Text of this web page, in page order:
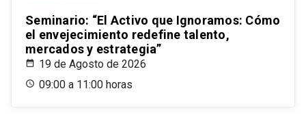
Seminario: “El Activo que Ignoramos: Cómo
el envejecimiento redefine talento,
mercados y estrategia”
19 de Agosto de 2026
09:00 a 11:00 horas